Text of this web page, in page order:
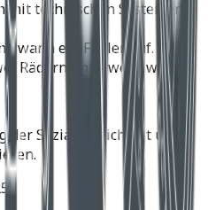
technischen Systemen,
wann ein Fehler auf.
Rädern unterwegs war.
der Soziatauglichkeit und